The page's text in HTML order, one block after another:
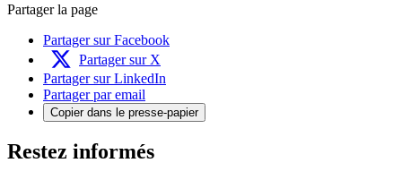
Partager la page
Partager sur Facebook
Partager sur X
Partager sur LinkedIn
Partager par email
Copier dans le presse-papier
Restez informés